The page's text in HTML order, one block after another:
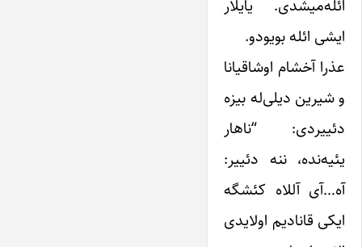
ائله‌میشدی. یایلار
ایشی ائله بویودو.
عذرا آخشام اوشاقیانا
و شیرین دیلی‌له بیزه
دئییردی: “ناهار
یئیه‌نده، ننه دئییر:
آه…آی آللاه کئشگه
ایکی قانادیم اولایدی